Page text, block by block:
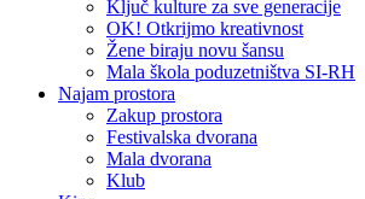
Ključ kulture za sve generacije
OK! Otkrijmo kreativnost
Žene biraju novu šansu
Mala škola poduzetništva SI-RH
Najam prostora
Zakup prostora
Festivalska dvorana
Mala dvorana
Klub